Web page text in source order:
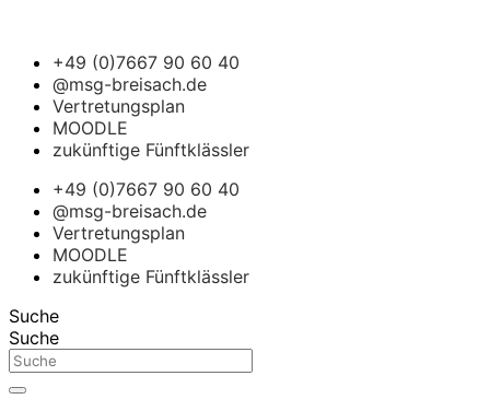
+49 (0)7667 90 60 40
@msg-breisach.de
Vertretungsplan
MOODLE
zukünftige Fünftklässler
+49 (0)7667 90 60 40
@msg-breisach.de
Vertretungsplan
MOODLE
zukünftige Fünftklässler
Suche
Suche